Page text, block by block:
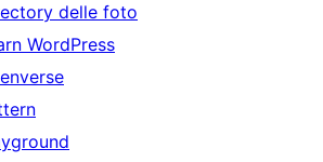
delle foto
WordPress